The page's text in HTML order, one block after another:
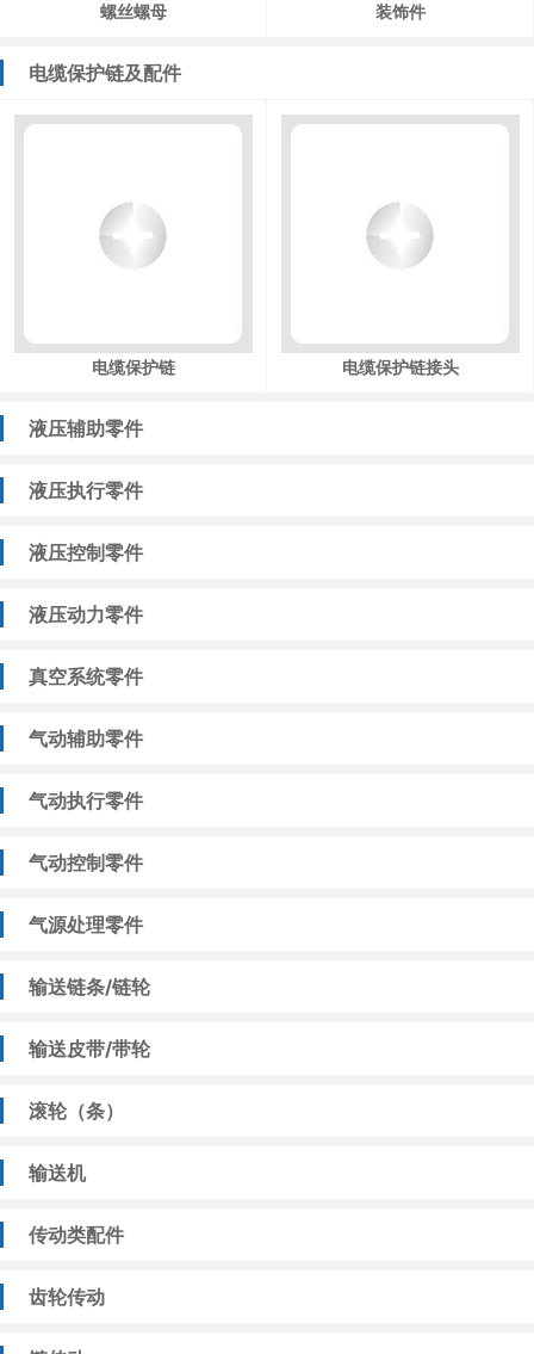
螺丝螺母 装饰件
电缆保护链及配件
电缆保护链 电缆保护链接头
液压辅助零件
液压执行零件
液压控制零件
液压动力零件
真空系统零件
气动辅助零件
气动执行零件
气动控制零件
气源处理零件
输送链条/链轮
输送皮带/带轮
滚轮（条）
输送机
传动类配件
齿轮传动